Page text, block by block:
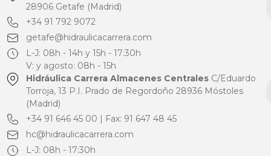
28906 Getafe (Madrid)
+34 91 792 9072
getafe@hidraulicacarrera.com
L-J: 08h - 14h y 15h - 17:30h
V: y agosto: 08h - 15h
Hidráulica Carrera Almacenes CentralesC/Eduardo
Torroja, 13 P.I. Prado de Regordoño 28936 Móstoles
(Madrid)
+34 91 646 45 00 | Fax: 91 647 48 45
hc@hidraulicacarrera.com
L-J: 08h - 17:30h